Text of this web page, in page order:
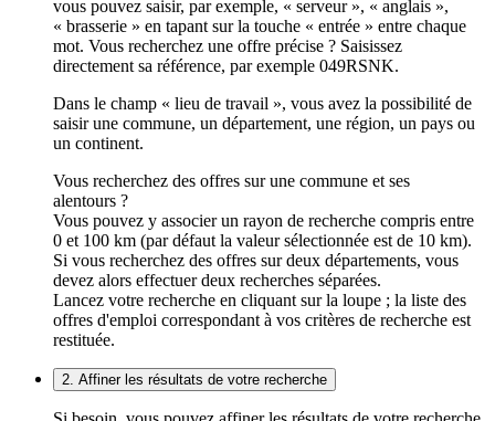
vous pouvez saisir, par exemple, « serveur », « anglais »,
« brasserie » en tapant sur la touche « entrée » entre chaque
mot. Vous recherchez une offre précise ? Saisissez
directement sa référence, par exemple 049RSNK.
Dans le champ « lieu de travail », vous avez la possibilité de
saisir une commune, un département, une région, un pays ou
un continent.
Vous recherchez des offres sur une commune et ses
alentours ?
Vous pouvez y associer un rayon de recherche compris entre
0 et 100 km (par défaut la valeur sélectionnée est de 10 km).
Si vous recherchez des offres sur deux départements, vous
devez alors effectuer deux recherches séparées.
Lancez votre recherche en cliquant sur la loupe ; la liste des
offres d'emploi correspondant à vos critères de recherche est
restituée.
2. Affiner les résultats de votre recherche